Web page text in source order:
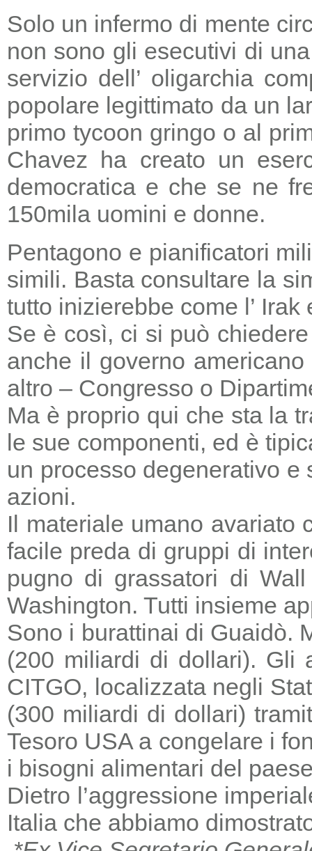
Solo un infermo di mente
non sono gli esecutivi di
servizio dell’ oligarchia
popolare legittimato da un
primo tycoon gringo o al
Chavez ha creato un
democratica e che se ne
150mila uomini e donne.
Pentagono e pianificatori
simili. Basta consultare la
tutto inizierebbe come l’
Se è così, ci si può
anche il governo
altro – Congresso o
Ma è proprio qui che sta la
le sue componenti, ed è
un processo degenerativo
azioni.
Il materiale umano avariato
facile preda di gruppi di
pugno di grassatori di
Washington. Tutti insieme
Sono i burattinai di Guaidò.
(200 miliardi di dollari). Gli
CITGO, localizzata negli
(300 miliardi di dollari)
Tesoro USA a congelare i
i bisogni alimentari del
Dietro l’aggressione
Italia che abbiamo